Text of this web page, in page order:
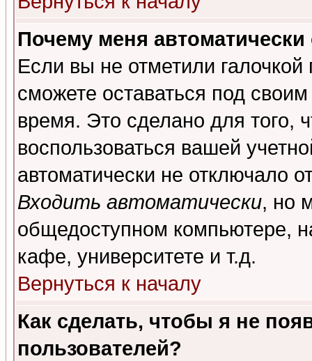
Почему меня автоматически
Если вы не отметили галочкой
сможете оставаться под
время. Это сделано для того,
воспользоваться вашей
автоматически не отключало
Входить автоматически, но
общедоступном компьютере,
кафе, университете и т.д.
Вернуться к началу
Как сделать, чтобы я не
пользователей?